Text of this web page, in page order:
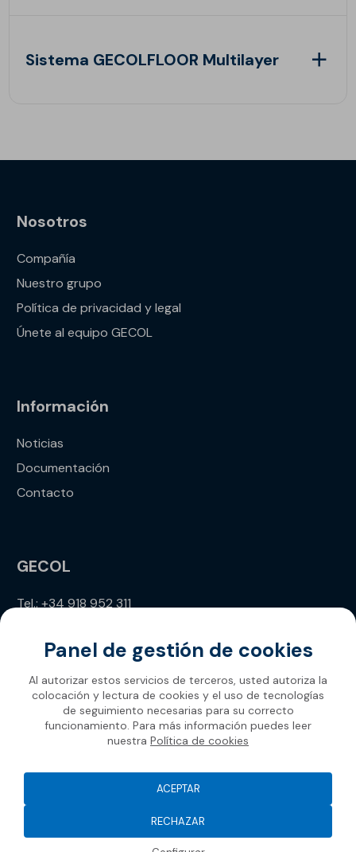
Sistema GECOLFLOOR Multilayer
Nosotros
Compañía
Nuestro grupo
Política de privacidad y legal
Únete al equipo GECOL
Información
Noticias
Documentación
Contacto
GECOL
Tel.: +34 918 952 311
Gecol 2026
Panel de gestión de cookies
Al autorizar estos servicios de terceros, usted autoriza la
colocación y lectura de cookies y el uso de tecnologías
de seguimiento necesarias para su correcto
funcionamiento. Para más información puedes leer
nuestra Política de cookies
RECHAZAR
ACEPTAR